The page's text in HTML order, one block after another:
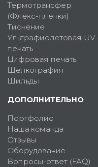
Термотрансфер
(Флекс-пленки)
Тиснение
Ультрафиолетовая UV-
печать
Цифровая печать
Шелкография
Шильды
ДОПОЛНИТЕЛЬНО
Портфолио
Наша команда
Отзывы
Оборудование
Вопросы-ответ (FAQ)